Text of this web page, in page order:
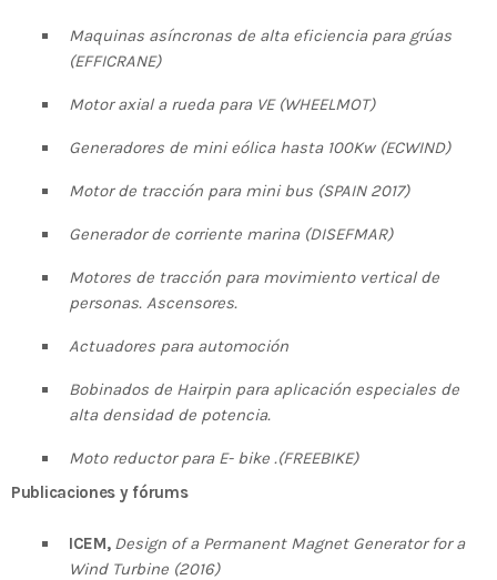
Maquinas asíncronas de alta eficiencia para grúas
(EFFICRANE)
Motor axial a rueda para VE (WHEELMOT)
Generadores de mini eólica hasta 100Kw (ECWIND)
Motor de tracción para mini bus (SPAIN 2017)
Generador de corriente marina (DISEFMAR)
Motores de tracción para movimiento vertical de
personas. Ascensores.
Actuadores para automoción
Bobinados de Hairpin para aplicación especiales de
alta densidad de potencia.
Moto reductor para E- bike .(FREEBIKE)
Publicaciones y fórums
ICEM, Design of a Permanent Magnet Generator for a
Wind Turbine (2016)